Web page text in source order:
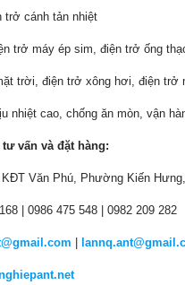
trở cánh tản nhiệt
trở máy ép sim, điện trở ống
trời, điện trở xông hơi, điện trở
nhiệt cao, chống ăn mòn, vận
vấn và đặt hàng:
Văn Phú, Phường Kiến
| 0986 475 548 | 0982 209 282